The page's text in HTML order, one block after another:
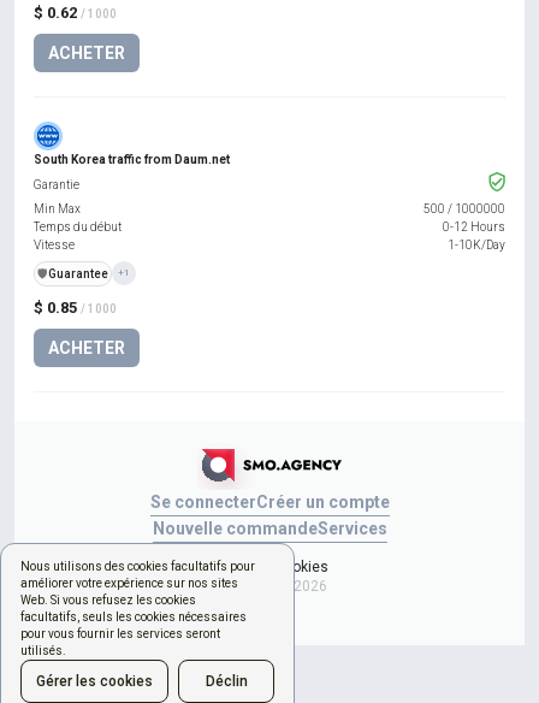
Nous utilisons des cookies facultatifs pour
améliorer votre expérience sur nos sites
Web. Si vous refusez les cookies
facultatifs, seuls les cookies nécessaires
pour vous fournir les services seront
utilisés.
Gérer les cookies Déclin
$ 0.62 / 1000
ACHETER
South Korea traffic from Daum.net
$ 0.85 / 1000
ACHETER
Garantie
Min Max
500 / 1000000
Temps du début
0-12 Hours
Vitesse
1-10K/Day
️🛡️Guarantee +1
Se connecterCréer un compte
Nouvelle commandeServices
Gérer les cookies
Copyright © 2026